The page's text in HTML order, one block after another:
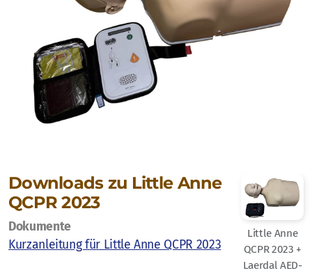
Little Anne
QCPR 2023 +
Laerdal AED-
Downloads zu Little Anne
QCPR 2023
Dokumente
Kurzanleitung für Little Anne QCPR 2023
BLS-AED-SRC Komplett - Ein Arbeitsbuch
Downloads
Offertanfrage Aus- und Fortbildung
Offertanfrage Materialmiete
Offertanfrage AED